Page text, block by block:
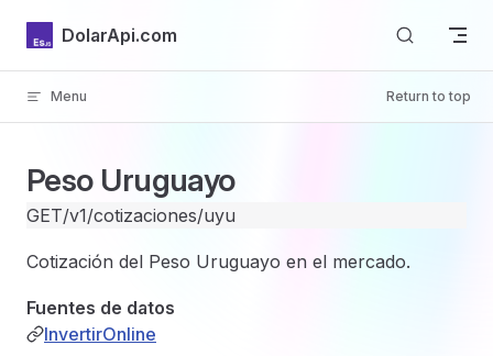
Skip to content
DolarApi.com
Menu Return to top
Inicio
Peso Uruguayo
GET/v1/cotizaciones/uyu
Cotización del Peso Uruguayo en el mercado.
Fuentes de datos
InvertirOnline